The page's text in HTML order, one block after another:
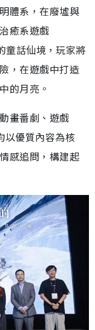
體系，在廢墟與
癒系遊戲
童話仙境，玩家將
，在遊戲中打造
的月亮。
畫番劇、遊戲
以優質內容為核
感追問，構建起